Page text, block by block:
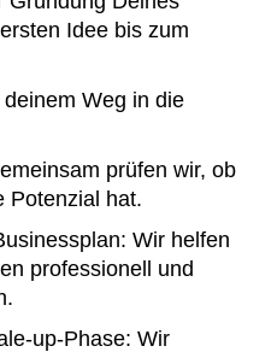
Idee bis zum
Weg in die
prüfen wir, ob
Potenzial hat.
Wir helfen
professionell und
up-Phase: Wir